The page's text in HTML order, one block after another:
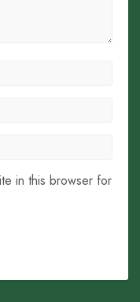
in this browser for